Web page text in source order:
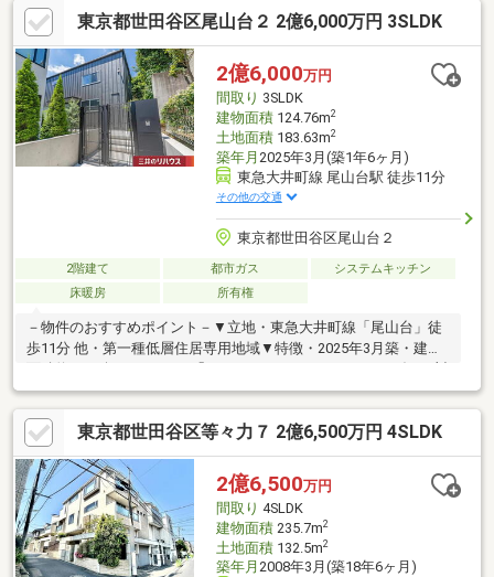
えます。室内はオーダーメイドキッチンや造作洗面台など、意匠
を凝らした仕様が光ります。約78坪のゆとりある敷地には駐車2
台が可能。尾山台駅徒歩10分、等々力駅徒歩12分と利便性だけで
なく、落ち着きを備えた住環境も魅力です。空間を贅沢に使った
こだわりの邸宅をぜひ現地でご体感ください。
東京都世田谷区尾山台２ 2億6,000万円 3SLDK
2億6,000万円
間取り 3SLDK
建物面積124.76m2
土地面積183.63m2
築年月 2025年3月(築1年6ヶ月)
東急大井町線 尾山台駅 徒歩11分
その他の交通
東京都世田谷区尾山台２
2階建て 都市ガス
システムキッチン
床暖房
所有権
－物件のおすすめポイント－▼立地・東急大井町線「尾山台」徒
歩11分 他・第一種低層住居専用地域▼特徴・2025年3月築・建物
面積約37.73坪の3SLDK・「キッチンハウス」でフルオーダーの対
面式キッチン・テラスとリビングをつなぐ螺旋階段・防犯面に配
慮された門扉付・カースペース2台分有(車種による)▼設備・全室
床暖房・EV車充電コンセント(220V)・ミーレ製洗濯乾燥機・食洗
機▼周辺環境・まいばすけっと尾山台駅前通り店 徒歩8分(約
625m)■ ご希望の住まい探しをお手伝いします ━━━━━・・・
物件の詳細・ご相談はお気軽にお問い合わせください。
東京都世田谷区等々力７ 2億6,500万円 4SLDK
2億6,500万円
間取り 4SLDK
建物面積235.7m2
土地面積132.5m2
築年月 2008年3月(築18年6ヶ月)